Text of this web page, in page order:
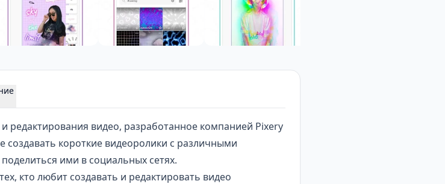
редактирования видео, разработанное компанией Pixery
короткие видеоролики с различными
ими в социальных сетях.
кто любит создавать и редактировать видео